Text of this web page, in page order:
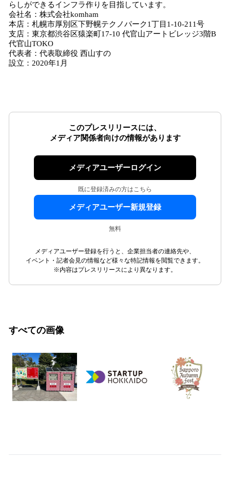
らしができるインフラ作りを目指しています。
会社名：株式会社komham
本店：札幌市厚別区下野幌テクノパーク1丁目1-10-211号
支店：東京都渋谷区猿楽町17-10 代官山アートビレッジ3階B
代官山TOKO
代表者：代表取締役 西山すの
設立：2020年1月
このプレスリリースには、
メディア関係者向けの情報があります
メディアユーザーログイン
既に登録済みの方はこちら
メディアユーザー新規登録
無料
メディアユーザー登録を行うと、企業担当者の連絡先や、
イベント・記者会見の情報など様々な特記情報を閲覧できます。
※内容はプレスリリースにより異なります。
すべての画像